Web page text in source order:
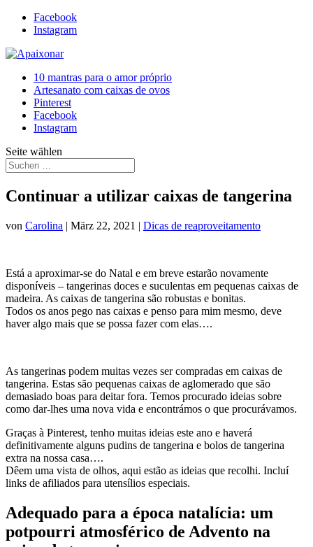
Facebook
Instagram
10 mantras para o amor próprio
Artesanato com caixas de ovos
Pinterest
Facebook
Instagram
Seite wählen
Continuar a utilizar caixas de tangerina
von Carolina | März 22, 2021 | Dicas de reaproveitamento
Está a aproximar-se do Natal e em breve estarão novamente
disponíveis – tangerinas doces e suculentas em pequenas caixas de
madeira. As caixas de tangerina são robustas e bonitas.
Todos os anos pego nas caixas e penso para mim mesmo, deve
haver algo mais que se possa fazer com elas….
As tangerinas podem muitas vezes ser compradas em caixas de
tangerina. Estas são pequenas caixas de aglomerado que são
demasiado boas para deitar fora. Temos procurado ideias sobre
como dar-lhes uma nova vida e encontrámos o que procurávamos.
Graças à Pinterest, tenho muitas ideias este ano e haverá
definitivamente alguns pudins de tangerina e bolos de tangerina
extra na nossa casa….
Dêem uma vista de olhos, aqui estão as ideias que recolhi. Incluí
links de afiliados para utensílios especiais.
Adequado para a época natalícia: um
potpourri atmosférico de Advento na